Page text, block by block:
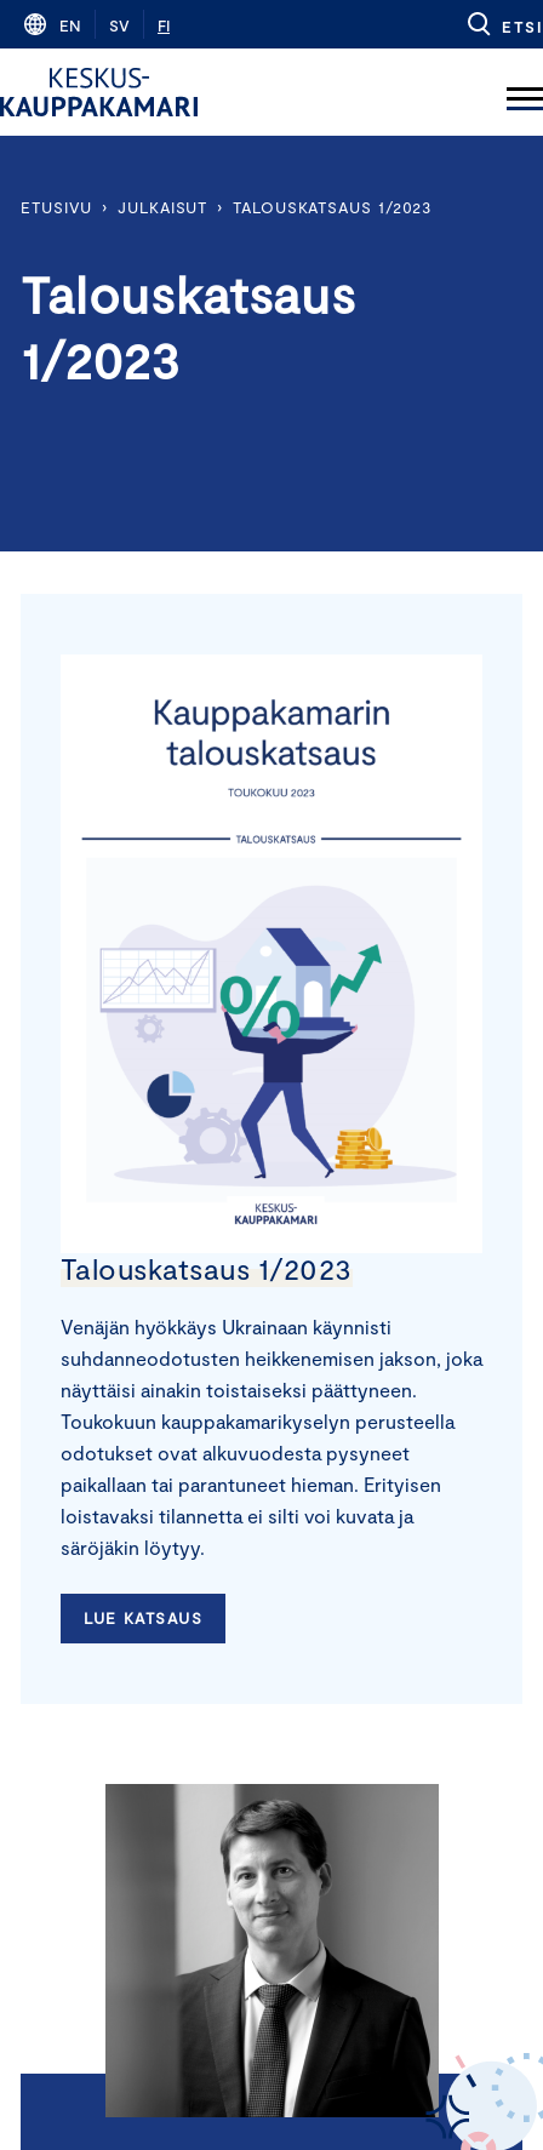
Skip
content
EN SV FI ETSI
ETUSIVU › JULKAISUT › TALOUSKATSAUS 1/2023
Talouskatsaus
1/2023
Talouskatsaus 1/2023
Venäjän hyökkäys Ukrainaan käynnisti
suhdanneodotusten heikkenemisen jakson, joka
näyttäisi ainakin toistaiseksi päättyneen.
Toukokuun kauppakamarikyselyn perusteella
odotukset ovat alkuvuodesta pysyneet
paikallaan tai parantuneet hieman. Erityisen
loistavaksi tilannetta ei silti voi kuvata ja
säröjäkin löytyy.
LUE KATSAUS